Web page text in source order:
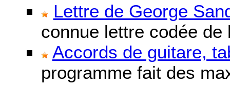
Lettre de George
connue lettre codée
Accords de guitare,
programme fait des